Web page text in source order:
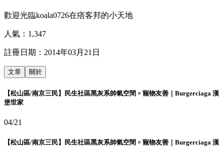
歡迎光臨koala0726在痞客邦的小天地
人氣： 1,347
註冊日期： 2014年03月21日
文章 關於
【松山區/南京三民】民生社區黑灰系帥氣空間 × 寵物友善｜Burgerciaga 漢
堡世家
04/21
【松山區/南京三民】民生社區黑灰系帥氣空間 × 寵物友善｜Burgerciaga 漢